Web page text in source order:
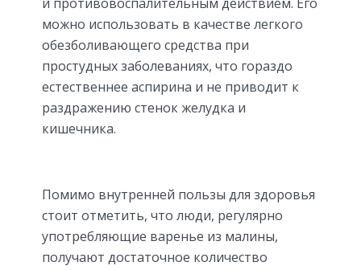
можно использовать в качестве легкого
обезболивающего средства при
простудных заболеваниях, что гораздо
естественнее аспирина и не приводит к
раздражению стенок желудка и
кишечника.
Помимо внутренней пользы для здоровья
стоит отметить, что люди, регулярно
употребляющие варенье из малины,
получают достаточное количество